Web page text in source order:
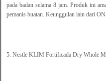
pada badan selama 8 jam. Produk ini
pemanis buatan. Keunggulan lain dari
5. Nestle KLIM Fortificada Dry Whole